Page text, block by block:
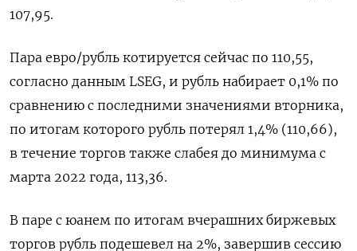
107,95.
Пара евро/рубль котируется сейчас по 110,55,
согласно данным LSEG, и рубль набирает 0,1% по
сравнению с последними значениями вторника,
по итогам которого рубль потерял 1,4% (110,66),
в течение торгов также слабея до минимума с
марта 2022 года, 113,36.
В паре с юанем по итогам вчерашних биржевых
торгов рубль подешевел на 2%, завершив сессию